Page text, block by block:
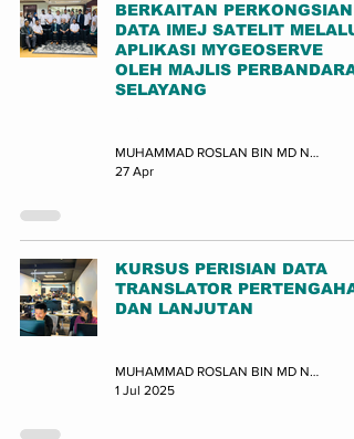
BERKAITAN PERKONGSIAN
DATA IMEJ SATELIT
APLIKASI MYGEOSERVE
OLEH MAJLIS
SELAYANG
MUHAMMAD ROSLAN BIN MD NOR (JUPEM-BPDGN)
27 Apr
KURSUS PERISIAN DATA
TRANSLATOR
DAN LANJUTAN
MUHAMMAD ROSLAN BIN MD NOR (JUPEM-BPDGN)
1 Jul 2025